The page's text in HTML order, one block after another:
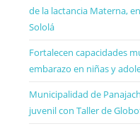
de la lactancia Materna,
Sololá
Fortalecen capacidades
embarazo en niñas y
Municipalidad de
juvenil con Taller de